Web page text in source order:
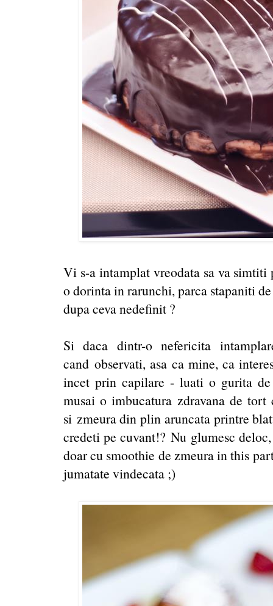
Vi s-a intamplat vreodata sa va
o dorinta in rarunchi, parca stapaniti
dupa ceva nedefinit ?
Si daca dintr-o nefericita
cand observati, asa ca mine, ca
incet prin capilare - luati o gurita
musai o imbucatura zdravana de
si zmeura din plin aruncata printre
credeti pe cuvant!? Nu glumesc
doar cu smoothie de zmeura in this
jumatate vindecata ;)